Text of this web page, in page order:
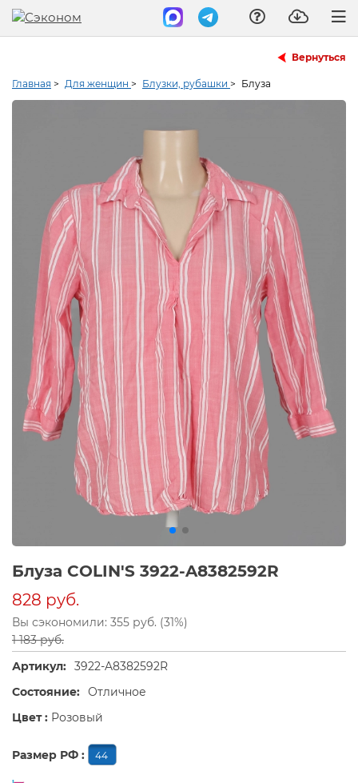
Вернуться
Главная > Для женщин > Блузки, рубашки > Блуза
Блуза COLIN'S 3922-A8382592R
828 руб.
Вы сэкономили: 355 руб. (31%)
1 183 руб.
Артикул: 3922-A8382592R
Состояние: Отличное
Цвет : Розовый
Размер РФ : 44